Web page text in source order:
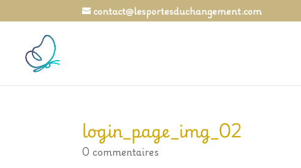
contact@lesportesduchangement.com
login_page_img_02
0 commentaires